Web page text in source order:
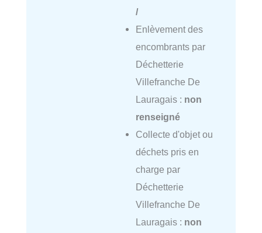
/
Enlèvement des
encombrants par
Déchetterie
Villefranche De
Lauragais : non
renseigné
Collecte d'objet ou
déchets pris en
charge par
Déchetterie
Villefranche De
Lauragais : non